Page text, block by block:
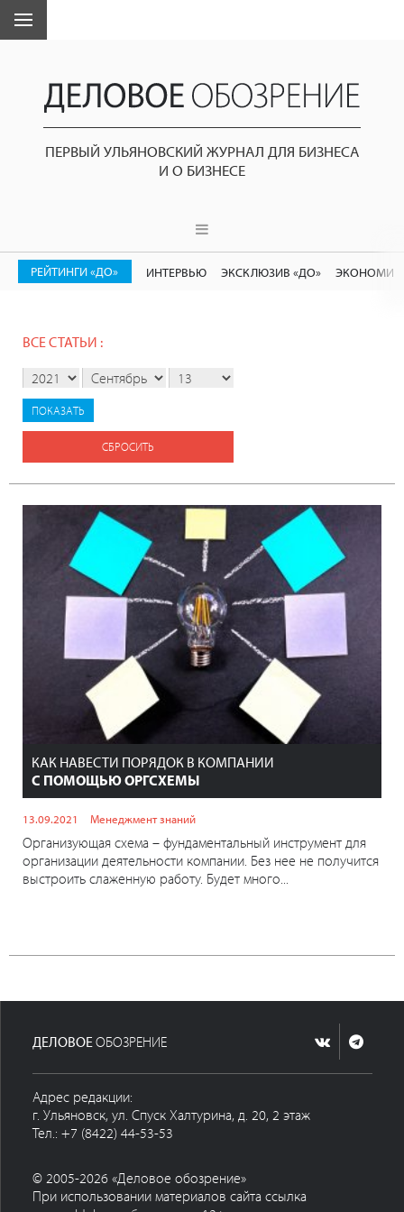
ПЕРВЫЙ УЛЬЯНОВСКИЙ ЖУРНАЛ ДЛЯ БИЗНЕСА
И О БИЗНЕСЕ
РЕЙТИНГИ «ДО» ИНТЕРВЬЮ ЭКСКЛЮЗИВ «ДО»
ВСЕ СТАТЬИ :
СБРОСИТЬ
КАК НАВЕСТИ ПОРЯДОК В КОМПАНИИ
С ПОМОЩЬЮ ОРГСХЕМЫ
13.09.2021 Менеджмент знаний
Организующая схема – фундаментальный инструмент для
организации деятельности компании. Без нее не получится
выстроить слаженную работу. Будет много...
ДЕЛОВОЕОБОЗРЕНИЕ
Адрес редакции:
г. Ульяновск, ул. Спуск Халтурина, д. 20, 2 этаж
Тел.: +7 (8422) 44-53-53
© 2005-2026 «Деловое обозрение»
При использовании материалов сайта ссылка